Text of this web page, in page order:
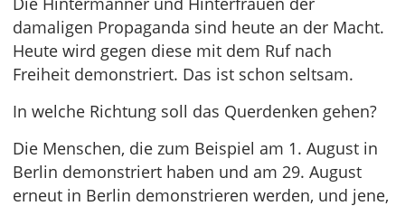
damaligen Propaganda sind heute an der Macht.
Heute wird gegen diese mit dem Ruf nach
Freiheit demonstriert. Das ist schon seltsam.
In welche Richtung soll das Querdenken gehen?
Die Menschen, die zum Beispiel am 1. August in
Berlin demonstriert haben und am 29. August
erneut in Berlin demonstrieren werden, und jene,